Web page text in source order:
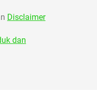
Disclaimer
dan